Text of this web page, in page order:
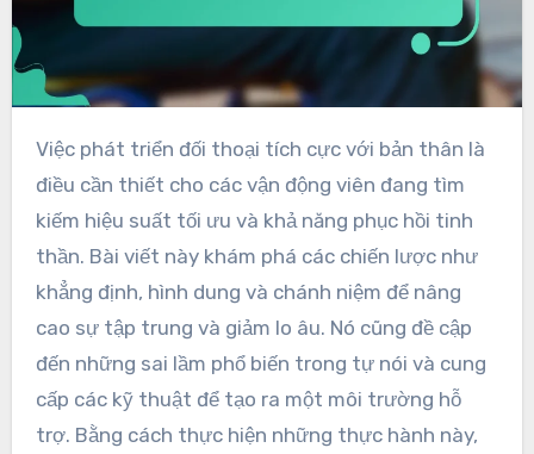
Việc phát triển đối thoại tích cực với bản thân là
điều cần thiết cho các vận động viên đang tìm
kiếm hiệu suất tối ưu và khả năng phục hồi tinh
thần. Bài viết này khám phá các chiến lược như
khẳng định, hình dung và chánh niệm để nâng
cao sự tập trung và giảm lo âu. Nó cũng đề cập
đến những sai lầm phổ biến trong tự nói và cung
cấp các kỹ thuật để tạo ra một môi trường hỗ
trợ. Bằng cách thực hiện những thực hành này,